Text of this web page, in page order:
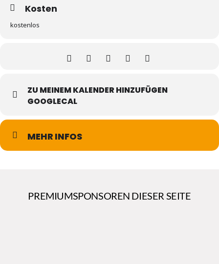
Kosten
kostenlos
ZU MEINEM KALENDER HINZUFÜGEN
GOOGLECAL
MEHR INFOS
PREMIUMSPONSOREN DIESER SEITE